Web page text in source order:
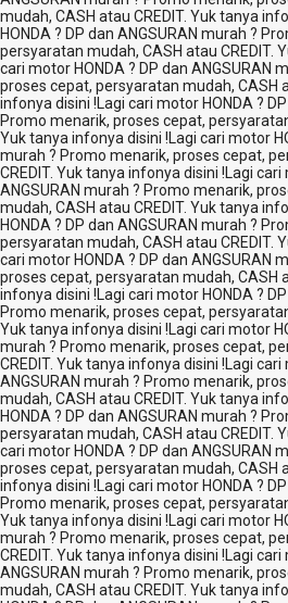
mudah, CASH atau CREDIT. Yuk tanya
HONDA ? DP dan ANGSURAN murah ?
persyaratan mudah, CASH atau CREDIT.
cari motor HONDA ? DP dan ANGSURAN
proses cepat, persyaratan mudah, CASH
infonya disini ! Lagi cari motor HONDA ?
Promo menarik, proses cepat,
Yuk tanya infonya disini ! Lagi cari motor
murah ? Promo menarik, proses cepat,
CREDIT. Yuk tanya infonya disini ! Lagi cari
ANGSURAN murah ? Promo menarik,
mudah, CASH atau CREDIT. Yuk tanya
HONDA ? DP dan ANGSURAN murah ?
persyaratan mudah, CASH atau CREDIT.
cari motor HONDA ? DP dan ANGSURAN
proses cepat, persyaratan mudah, CASH
infonya disini ! Lagi cari motor HONDA ?
Promo menarik, proses cepat,
Yuk tanya infonya disini ! Lagi cari motor
murah ? Promo menarik, proses cepat,
CREDIT. Yuk tanya infonya disini ! Lagi cari
ANGSURAN murah ? Promo menarik,
mudah, CASH atau CREDIT. Yuk tanya
HONDA ? DP dan ANGSURAN murah ?
persyaratan mudah, CASH atau CREDIT.
cari motor HONDA ? DP dan ANGSURAN
proses cepat, persyaratan mudah, CASH
infonya disini ! Lagi cari motor HONDA ?
Promo menarik, proses cepat,
Yuk tanya infonya disini ! Lagi cari motor
murah ? Promo menarik, proses cepat,
CREDIT. Yuk tanya infonya disini ! Lagi cari
ANGSURAN murah ? Promo menarik,
mudah, CASH atau CREDIT. Yuk tanya